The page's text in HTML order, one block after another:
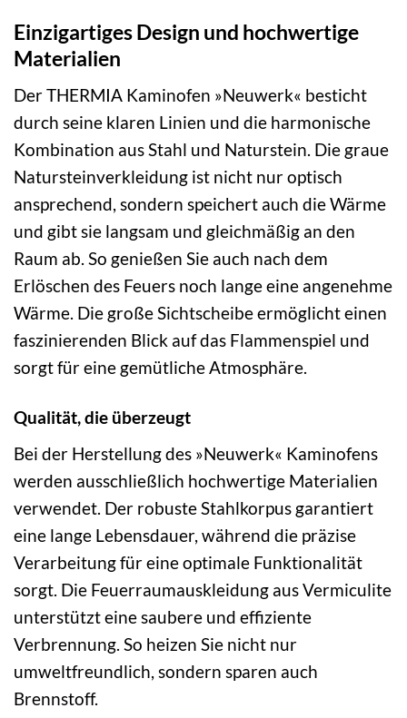
Einzigartiges Design und hochwertige
Materialien
Der THERMIA Kaminofen »Neuwerk« besticht
durch seine klaren Linien und die harmonische
Kombination aus Stahl und Naturstein. Die graue
Natursteinverkleidung ist nicht nur optisch
ansprechend, sondern speichert auch die Wärme
und gibt sie langsam und gleichmäßig an den
Raum ab. So genießen Sie auch nach dem
Erlöschen des Feuers noch lange eine angenehme
Wärme. Die große Sichtscheibe ermöglicht einen
faszinierenden Blick auf das Flammenspiel und
sorgt für eine gemütliche Atmosphäre.
Qualität, die überzeugt
Bei der Herstellung des »Neuwerk« Kaminofens
werden ausschließlich hochwertige Materialien
verwendet. Der robuste Stahlkorpus garantiert
eine lange Lebensdauer, während die präzise
Verarbeitung für eine optimale Funktionalität
sorgt. Die Feuerraumauskleidung aus Vermiculite
unterstützt eine saubere und effiziente
Verbrennung. So heizen Sie nicht nur
umweltfreundlich, sondern sparen auch
Brennstoff.